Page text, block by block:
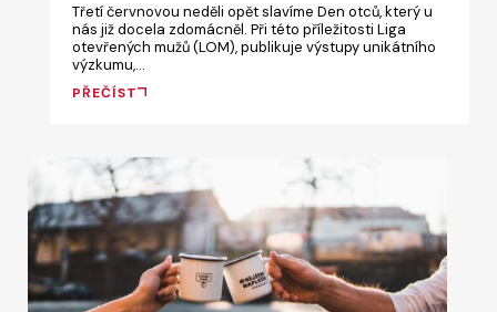
Třetí červnovou neděli opět slavíme Den otců, který u
nás již docela zdomácněl. Při této příležitosti Liga
otevřených mužů (LOM), publikuje výstupy unikátního
výzkumu,…
PŘEČÍST